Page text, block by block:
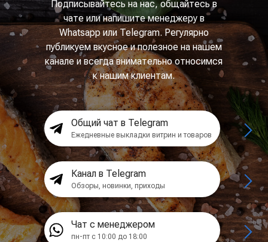
Подписывайтесь на нас, общайтесь в
чате или напишите менеджеру в
Whatsapp или Telegram. Регулярно
публикуем вкусное и полезное на нашем
канале и всегда внимательно относимся
к нашим клиентам.
Общий чат в Telegram
Ежедневные выкладки витрин и товаров
Канал в Telegram
Обзоры, новинки, приходы
Чат с менеджером
пн-пт с 10:00 до 18:00